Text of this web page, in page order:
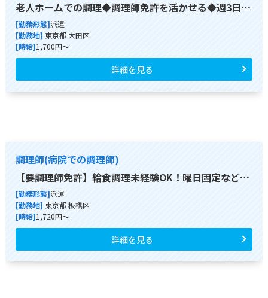
老人ホームでの調理◆調理師免許を活かせる◆週3日…
[勤務形態]派遣
[勤務地] 東京都 大田区
[時給]1,700円～
詳細を見る
調理師(病院での調理師)
【要調理師免許】給食調理未経験OK！曜日固定など…
[勤務形態]派遣
[勤務地] 東京都 板橋区
[時給]1,720円～
詳細を見る